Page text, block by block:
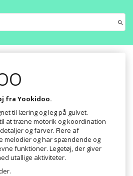
fra Yookidoo.
til læring ogleg på gulvet.
at træne motorik ogkoordination
og farver. Flere af
melodier og har spændende og
funktioner. Legetøj, der giver
utallige aktiviteter.